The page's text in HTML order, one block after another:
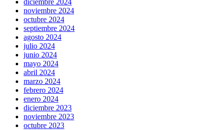
diciembre 2024
noviembre 2024
octubre 2024
septiembre 2024
agosto 2024
julio 2024
junio 2024
mayo 2024
abril 2024
marzo 2024
febrero 2024
enero 2024
diciembre 2023
noviembre 2023
octubre 2023